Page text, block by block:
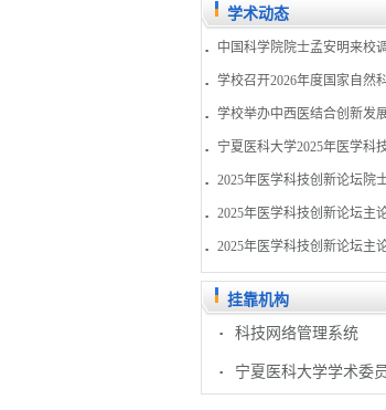
学术动态
中国科学院院士孟安明来校
学校召开2026年度国家自然
学校举办中西医结合创新发
宁夏医科大学2025年医学科
2025年医学科技创新论坛院
2025年医学科技创新论坛主
2025年医学科技创新论坛主
挂靠机构
科技网络管理系统
宁夏医科大学学术委